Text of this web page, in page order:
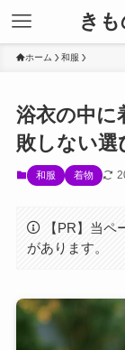
き
ホーム 和服
浴衣の中に
敗しない選
和服 着物
【PR】当
があります。